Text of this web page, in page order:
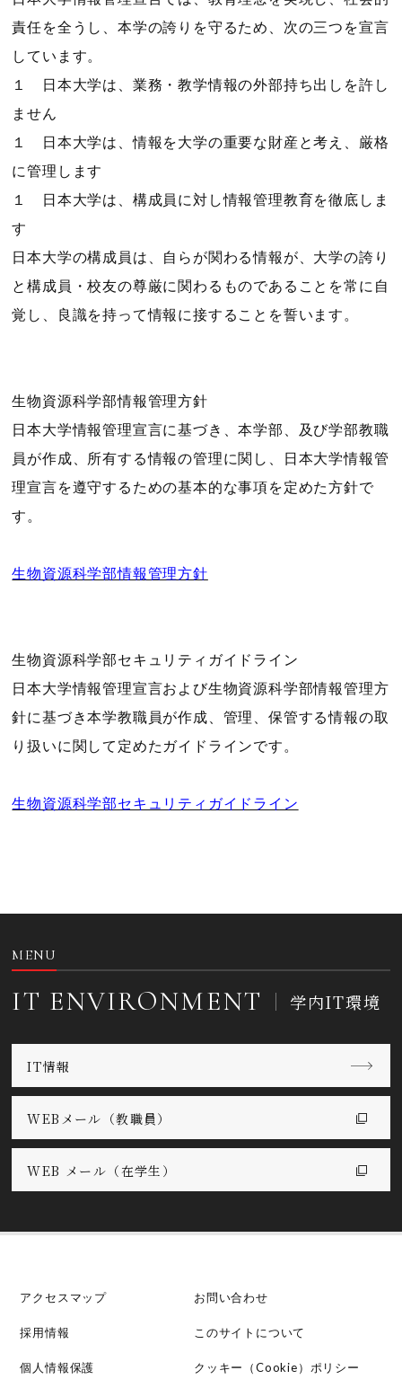
責任を全うし、本学の誇りを守るため、次の三つを宣言
しています。
１ 日本大学は、業務・教学情報の外部持ち出しを許し
ません
１ 日本大学は、情報を大学の重要な財産と考え、厳格
に管理します
１ 日本大学は、構成員に対し情報管理教育を徹底しま
す
日本大学の構成員は、自らが関わる情報が、大学の誇り
と構成員・校友の尊厳に関わるものであることを常に自
覚し、良識を持って情報に接することを誓います。
生物資源科学部情報管理方針
日本大学情報管理宣言に基づき、本学部、及び学部教職
員が作成、所有する情報の管理に関し、日本大学情報管
理宣言を遵守するための基本的な事項を定めた方針で
す。
生物資源科学部情報管理方針
生物資源科学部セキュリティガイドライン
日本大学情報管理宣言および生物資源科学部情報管理方
針に基づき本学教職員が作成、管理、保管する情報の取
り扱いに関して定めたガイドラインです。
生物資源科学部セキュリティガイドライン
MENU
IT ENVIRONMENT 学内IT環境
IT情報
WEBメール（教職員）
WEB メール（在学生）
アクセスマップ お問い合わせ
採用情報 このサイトについて
個人情報保護 クッキー（Cookie）ポリシー